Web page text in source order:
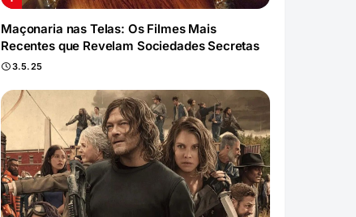
Maçonaria nas Telas: Os Filmes Mais
Recentes que Revelam Sociedades Secretas
3.5.25